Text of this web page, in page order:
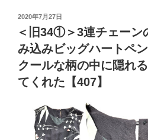
投
日:
2020年7月27日
＜旧34①＞3連チェーン
み込みビッグハートペ
クールな柄の中に隠れ
てくれた【407】